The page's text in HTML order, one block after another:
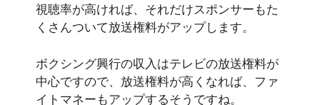
視聴率が高ければ、それだけスポンサーもた
くさんついて放送権料がアップします。
ボクシング興行の収入はテレビの放送権料が
中心ですので、放送権料が高くなれば、ファ
イトマネーもアップするそうですね。